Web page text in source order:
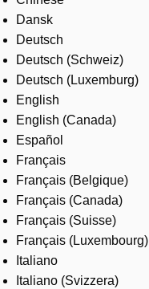
Dansk
Deutsch
Deutsch (Schweiz)
Deutsch (Luxemburg)
English
English (Canada)
Español
Français
Français (Belgique)
Français (Canada)
Français (Suisse)
Français (Luxembourg)
Italiano
Italiano (Svizzera)